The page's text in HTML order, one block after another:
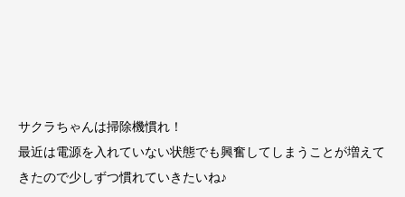
サクラちゃんは掃除機慣れ！
最近は電源を入れていない状態でも興奮してしまうことが増えて
きたので少しずつ慣れていきたいね♪